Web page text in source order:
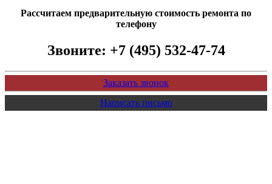
Рассчитаем предварительную стоимость ремонта по
телефону
Звоните: +7 (495) 532-47-74
Заказать звонок
Написать письмо